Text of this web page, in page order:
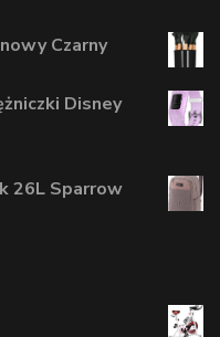
Czarny
Disney
26L Sparrow